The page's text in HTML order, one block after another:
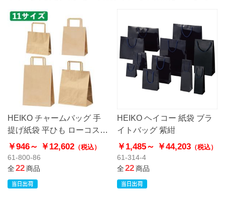
HEIKO チャームバッグ 手
提げ紙袋 平ひも ローコスト
タイプ 茶無地
￥946～ ￥12,602 （税込）
61-800-86
全22商品
HEIKO ヘイコー 紙袋 ブラ
イトバッグ 紫紺
￥1,485～ ￥44,203（税込）
61-314-4
全22商品